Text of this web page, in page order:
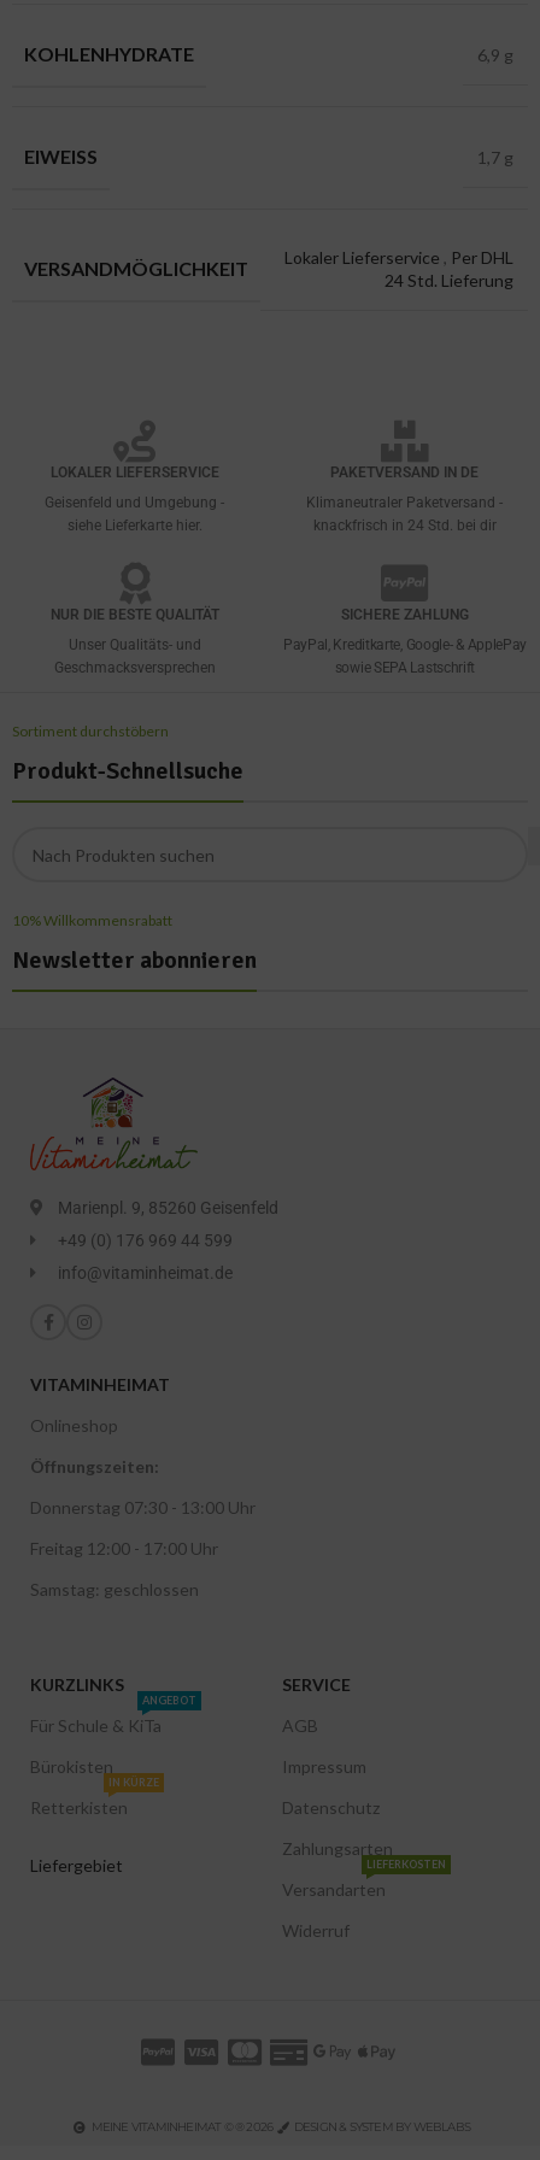
KOHLENHYDRATE 6,9 g
EIWEISS 1,7 g
VERSANDMÖGLICHKEIT Lokaler Lieferservice , Per DHL
24 Std. Lieferung
LOKALER LIEFERSERVICE
Geisenfeld und Umgebung -
siehe Lieferkarte hier.
PAKETVERSAND IN DE
Klimaneutraler Paketversand -
knackfrisch in 24 Std. bei dir
NUR DIE BESTE QUALITÄT
Unser Qualitäts- und
Geschmacksversprechen
SICHERE ZAHLUNG
PayPal, Kreditkarte, Google- & ApplePay
sowie SEPA Lastschrift
Sortiment durchstöbern
Produkt-Schnellsuche
10% Willkommensrabatt
Newsletter abonnieren
Marienpl. 9, 85260 Geisenfeld
+49 (0) 176 969 44 599
info@vitaminheimat.de
VITAMINHEIMAT
Onlineshop
Öffnungszeiten:
Donnerstag 07:30 - 13:00 Uhr
Freitag 12:00 - 17:00 Uhr
Samstag: geschlossen
KURZLINKS
Für Schule & KiTa
ANGEBOT
Bürokisten
Retterkisten
IN KÜRZE
Liefergebiet
SERVICE
AGB
Impressum
Datenschutz
Zahlungsarten
Versandarten
LIEFERKOSTEN
Widerruf
MEINE VITAMINHEIMAT © ® 2026 DESIGN & SYSTEM BY WEBLABS